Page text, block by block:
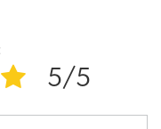
5/5